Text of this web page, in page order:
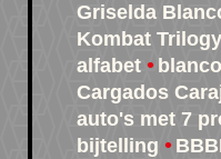
Griselda
Kombat Trilogy
alfabet
blanco
Cargados
auto's met 7
bijtelling